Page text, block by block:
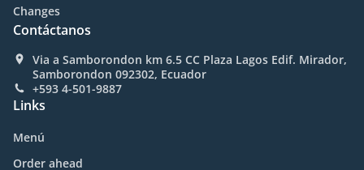
Changes
Contáctanos
Via a Samborondon km 6.5 CC Plaza Lagos Edif. Mirador,
Samborondon 092302, Ecuador
+593 4-501-9887
Links
Menú
Order ahead